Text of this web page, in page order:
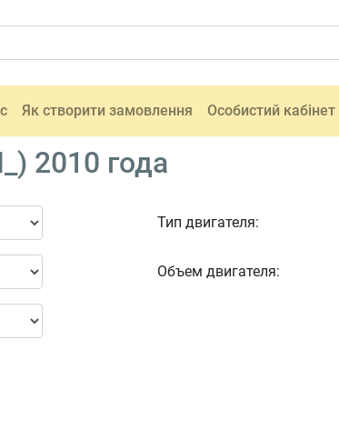
Як створити замовлення Особистий кабінет
2010 года
Тип двигателя:
Объем двигателя: